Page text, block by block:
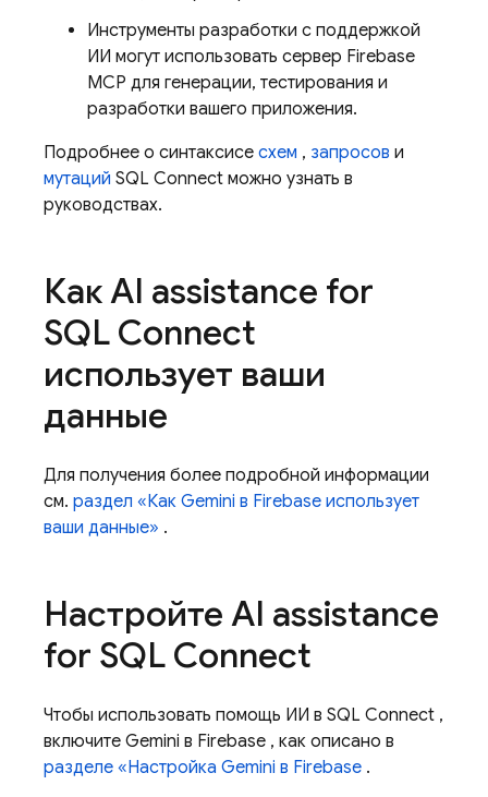
Инструменты разработки с поддержкой
ИИ могут использовать сервер Firebase
MCP для генерации, тестирования и
разработки вашего приложения.
Подробнее о синтаксисе схем , запросов и
мутаций SQL Connect можно узнать в
руководствах.
КакAI assistance for
SQL Connect
использует ваши
данные
Для получения более подробной информации
см. раздел «Как Gemini в Firebase использует
ваши данные» .
Настройте AI assistance
for SQL Connect
Чтобы использовать помощь ИИ в SQL Connect ,
включите Gemini в Firebase , как описано в
разделе «Настройка Gemini в Firebase .